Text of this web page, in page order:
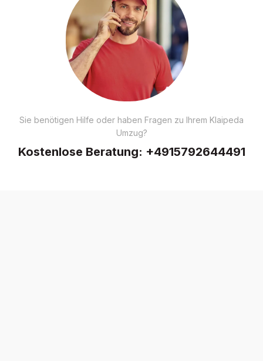
Sie benötigen Hilfe oder haben Fragen zu Ihrem Klaipeda
Umzug?
Kostenlose Beratung: +4915792644491